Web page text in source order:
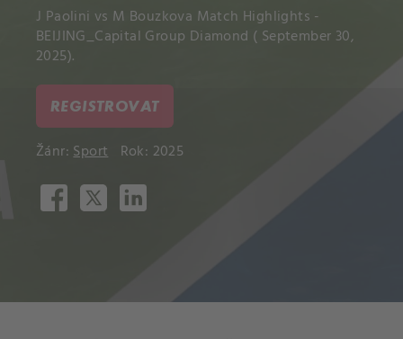
J Paolini vs M Bouzkova Match Highlights -
BEIJING_Capital Group Diamond ( September 30,
2025).
REGISTROVAT
Žánr:Sport Rok: 2025